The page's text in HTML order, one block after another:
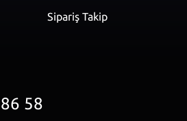
Sipariş Takip
58